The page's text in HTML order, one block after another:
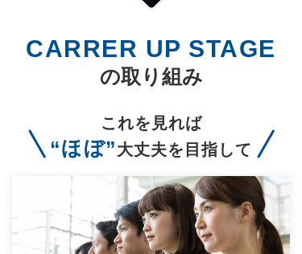
CARRER UP STAGE
の取り組み
これを見れば
“ほぼ”大丈夫を目指して